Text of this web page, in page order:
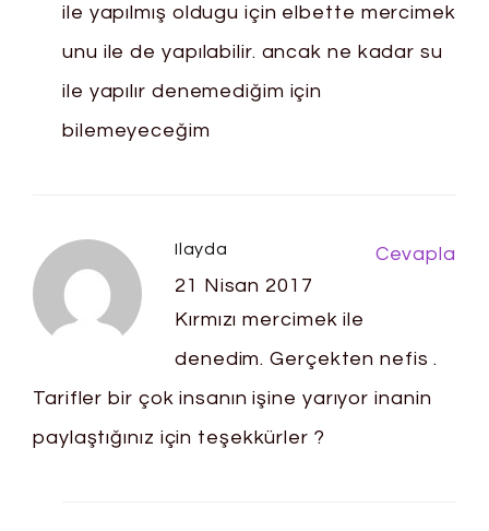
ile yapılmış oldugu için elbette mercimek
unu ile de yapılabilir. ancak ne kadar su
ile yapılır denemediğim için
bilemeyeceğim
Ilayda
21 Nisan 2017
Kırmızı mercimek ile
denedim. Gerçekten nefis .
Tarifler bir çok insanın işine yarıyor inanin
paylaştığınız için teşekkürler ?
Cevapla